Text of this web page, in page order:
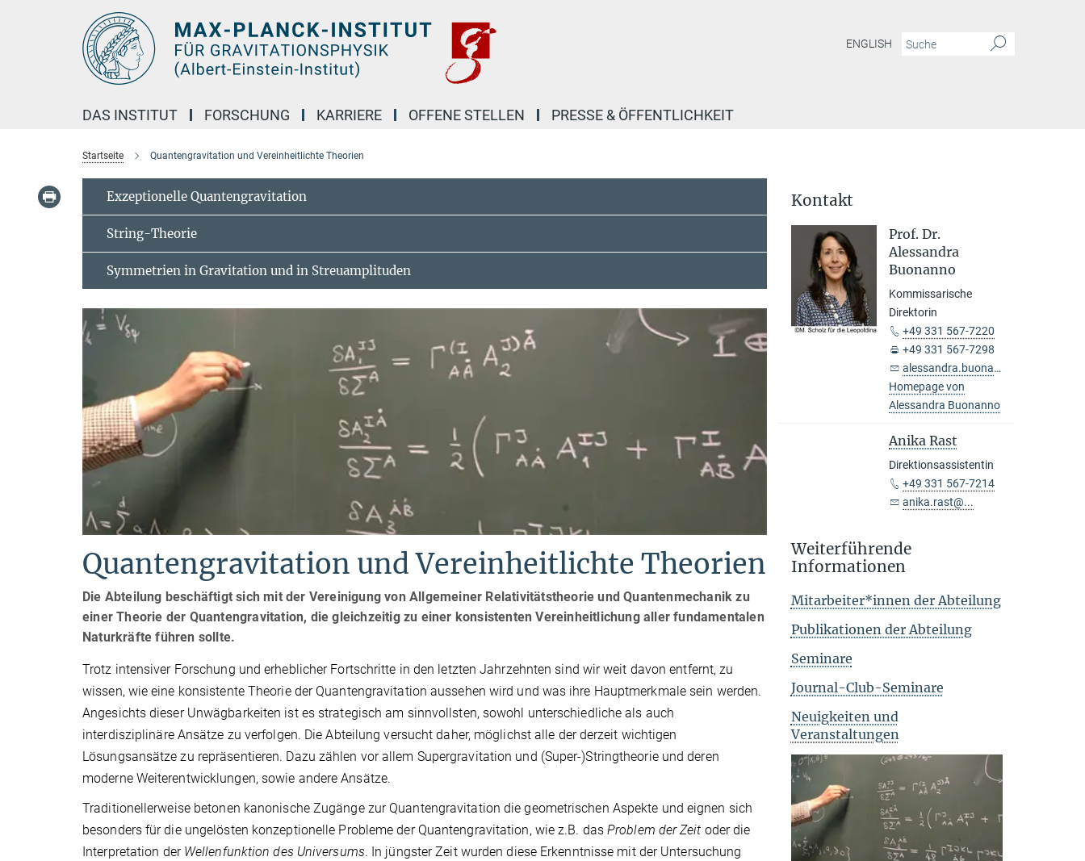
ENGLISH
DAS INSTITUT FORSCHUNG KARRIERE OFFENE STELLEN PRESSE & ÖFFENTLICHKEIT
Startseite Quantengravitation und Vereinheitlichte Theorien
Exzeptionelle Quantengravitation
String-Theorie
Symmetrien in Gravitation und in Streuamplituden
Quantengravitation und Vereinheitlichte Theorien
Die Abteilung beschäftigt sich mit der Vereinigung von Allgemeiner Relativitätstheorie und Quantenmechanik zu
einer Theorie der Quantengravitation, die gleichzeitig zu einer konsistenten Vereinheitlichung aller fundamentalen
Naturkräfte führen sollte.
Trotz intensiver Forschung und erheblicher Fortschritte in den letzten Jahrzehnten sind wir weit davon entfernt, zu
wissen, wie eine konsistente Theorie der Quantengravitation aussehen wird und was ihre Hauptmerkmale sein werden.
Angesichts dieser Unwägbarkeiten ist es strategisch am sinnvollsten, sowohl unterschiedliche als auch
interdisziplinäre Ansätze zu verfolgen. Die Abteilung versucht daher, möglichst alle der derzeit wichtigen
Lösungsansätze zu repräsentieren. Dazu zählen vor allem Supergravitation und (Super-)Stringtheorie und deren
moderne Weiterentwicklungen, sowie andere Ansätze.
Traditionellerweise betonen kanonische Zugänge zur Quantengravitation die geometrischen Aspekte und eignen sich
besonders für die ungelösten konzeptionelle Probleme der Quantengravitation, wie z.B. das Problem der Zeit oder die
Interpretation der Wellenfunktion des Universums. In jüngster Zeit wurden diese Erkenntnisse mit der Untersuchung
Kontakt
Prof. Dr.
Alessandra
Buonanno
Kommissarische
Direktorin
+49 331 567-7220
+49 331 567-7298
alessandra.buonanno@...
Homepage von
Alessandra Buonanno
Anika Rast
Direktionsassistentin
+49 331 567-7214
anika.rast@...
Weiterführende
Informationen
Mitarbeiter*innen der Abteilung
Publikationen der Abteilung
Seminare
Journal-Club-Seminare
Neuigkeiten und
Veranstaltungen